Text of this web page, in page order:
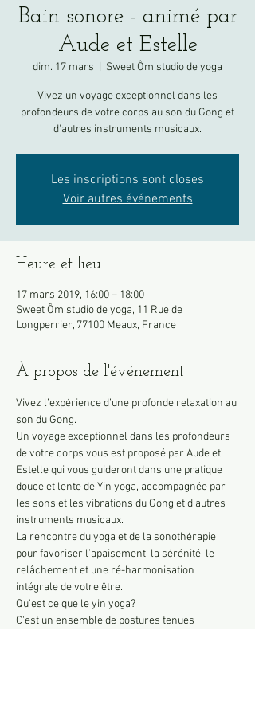
Bain sonore - animé par
Aude et Estelle
dim. 17 mars Sweet Ôm studio de yoga
Vivez un voyage exceptionnel dans les
profondeurs de votre corps au son du Gong et
d'autres instruments musicaux.
Les inscriptions sont closes
Voir autres événements
Heure et lieu
17 mars 2019, 16:00 – 18:00
Sweet Ôm studio de yoga, 11 Rue de
Longperrier, 77100 Meaux, France
À propos de l'événement
Vivez l’expérience d’une profonde relaxation au
son du Gong.
Un voyage exceptionnel dans les profondeurs
de votre corps vous est proposé par Aude et
Estelle qui vous guideront dans une pratique
douce et lente de Yin yoga, accompagnée par
les sons et les vibrations du Gong et d’autres
instruments musicaux.
La rencontre du yoga et de la sonothérapie
pour favoriser l’apaisement, la sérénité, le
relâchement et une ré-harmonisation
intégrale de votre être.
Qu'est ce que le yin yoga?
C'est un ensemble de postures tenues